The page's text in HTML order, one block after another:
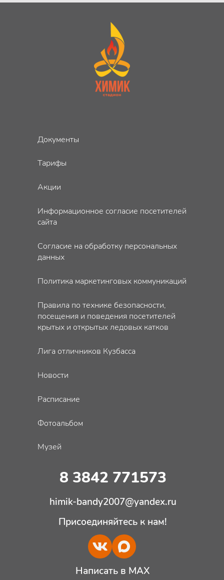
Документы
Тарифы
Акции
Информационное согласие посетителей
сайта
Согласие на обработку персональных
данных
Политика маркетинговых коммуникаций
Правила по технике безопасности,
посещения и поведения посетителей
крытых и открытых ледовых катков
Лига отличников Кузбасса
Новости
Расписание
Фотоальбом
Музей
8 3842 771573
himik-bandy2007@yandex.ru
Присоединяйтесь к нам!
Написать в MAX